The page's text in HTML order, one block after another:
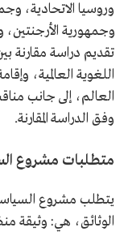
وروسيا الاتحادية،
وجمهورية الأرجنتين،
تقديم دراسة مقارنة
اللغوية العالمية،
العالم، إلى جانب
وفق الدراسة المقارنة.
متطلبات مشروع
يتطلب مشروع
الوثائق، هي: وثيقة